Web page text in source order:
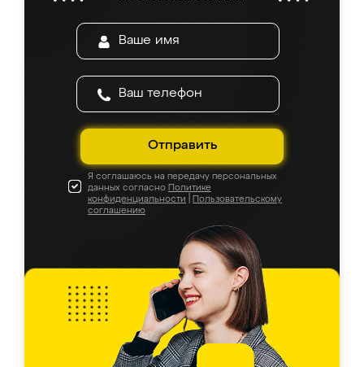
Отправить
Я соглашаюсь на передачу персональных
данных согласно Политике
конфиденциальности
Пользовательскому
соглашению